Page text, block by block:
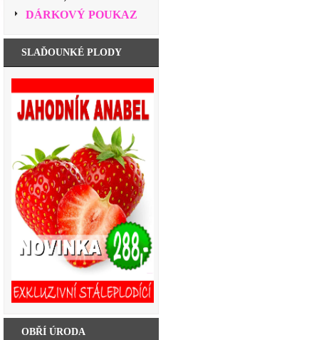
DÁRKOVÝ POUKAZ
SLAĎOUNKÉ PLODY
OBŘÍ ÚRODA